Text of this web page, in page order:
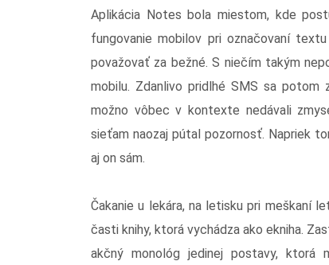
Aplikácia Notes bola miestom, kde
fungovanie mobilov pri označovaní
považovať za bežné. S niečím takým
mobilu. Zdanlivo pridlhé SMS sa
možno vôbec v kontexte nedávali
sieťam naozaj pútal pozornosť. Napriek
aj on sám.
Čakanie u lekára, na letisku pri meškaní
časti knihy, ktorá vychádza ako ekniha.
akčný monológ jedinej postavy, ktorá